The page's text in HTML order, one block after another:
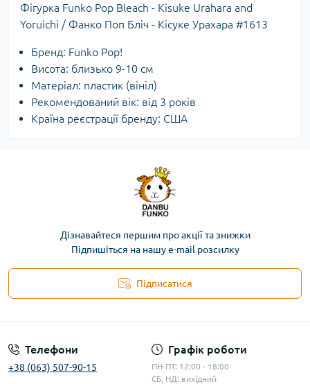
Фігурка Funko Pop Bleach - Kisuke Urahara and
Yoruichi / Фанко Поп Бліч - Кісуке Урахара #1613
Бренд: Funko Pop!
Висота: близько 9-10 см
Матеріал: пластик (вініл)
Рекомендований вік: від 3 років
Країна реєстрації бренду: США
Дізнавайтеся першим про акції та знижки
Підпишіться на нашу e-mail розсилку
Підписатися
Телефони
+38 (063) 507-90-15
Графік роботи
ПН-ПТ: 12:00 - 18:00
СБ, НД: вихідний